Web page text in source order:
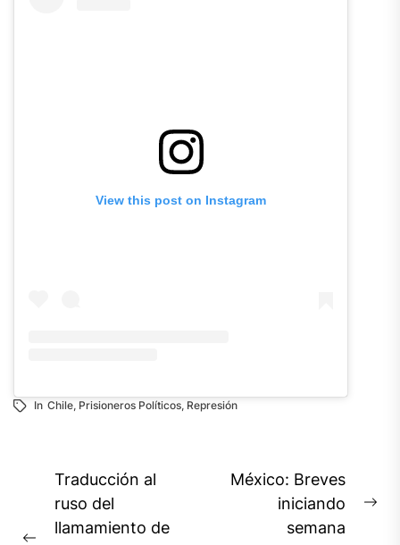
View this post on Instagram
In Chile, Prisioneros Políticos, Represión
Navegación
entradas
Traducción al
ruso del
llamamiento de
México: Breves
iniciando
semana